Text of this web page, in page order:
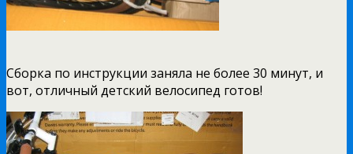
Сборка по инструкции заняла не более 30 минут, и
вот, отличный детский велосипед готов!